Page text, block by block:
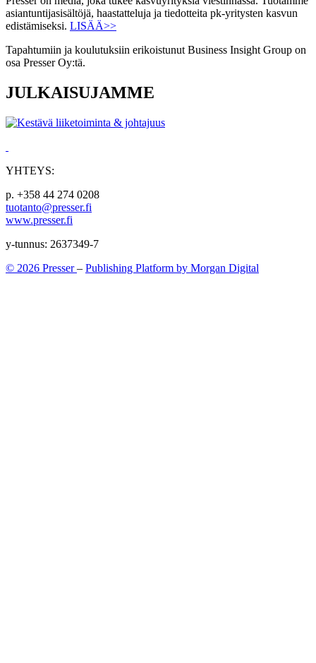
asiantuntijasisältöjä, haastatteluja ja tiedotteita pk-yritysten kasvun
edistämiseksi. LISÄÄ>>
Tapahtumiin ja koulutuksiin erikoistunut Business Insight Group on
osa Presser Oy:tä.
JULKAISUJAMME
YHTEYS:
p. +358 44 274 0208
tuotanto@presser.fi
www.presser.fi
y-tunnus: 2637349-7
© 2026 Presser– Publishing Platform by Morgan Digital